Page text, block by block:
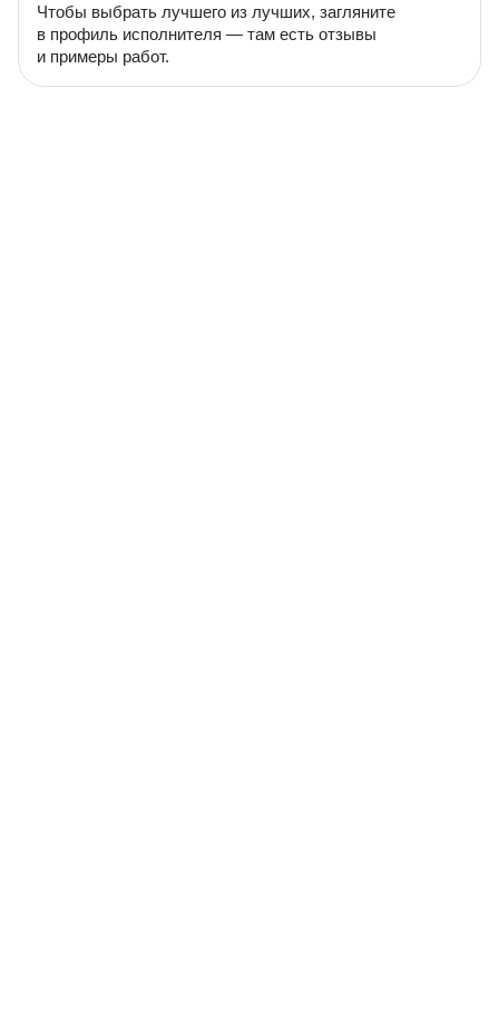
Чтобы выбрать лучшего из лучших, загляните
в профиль исполнителя — там есть отзывы
и примеры работ.